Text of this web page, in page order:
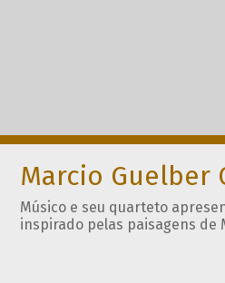
Marcio Guelber
Músico e seu quarteto
inspirado pelas paisagens de